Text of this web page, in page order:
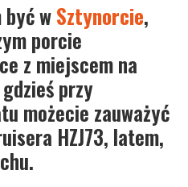
być wSztynorcie,
porcie
z miejscem na
przy
możecie zauważyć
HZJ73, latem,